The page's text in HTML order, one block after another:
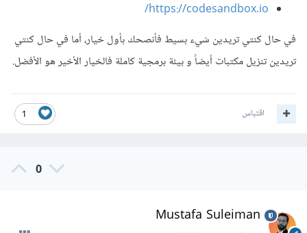
https://codesandbox.io/
في حال كنتي تريدين شيء بسيط فأنصحك بأول خيار، أما في حال كنتي
تريدين تنزيل مكتبات أيضاً و بيئة برمجية كاملة فالخيار الأخير هو الأفضل.
1 اقتباس
0
Mustafa Suleiman